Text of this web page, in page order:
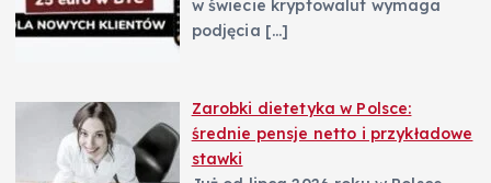
w świecie kryptowalut wymaga
podjęcia […]
Zarobki dietetyka w Polsce:
średnie pensje netto i przykładowe
stawki